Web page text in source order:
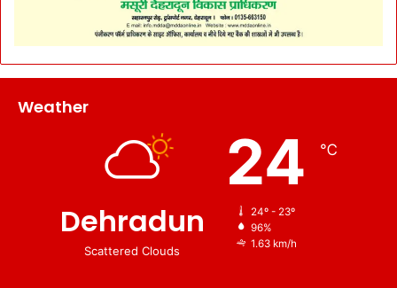
Weather
Dehradun
Scattered Clouds
24 ℃
24º - 23º
96%
1.63 km/h